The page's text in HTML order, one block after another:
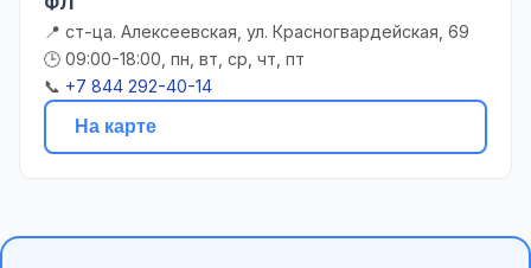
📍 ст-ца. Алексеевская, ул. Красногвардейская, 69
🕒 09:00-18:00, пн, вт, ср, чт, пт
📞 +7 844 292-40-14
На карте